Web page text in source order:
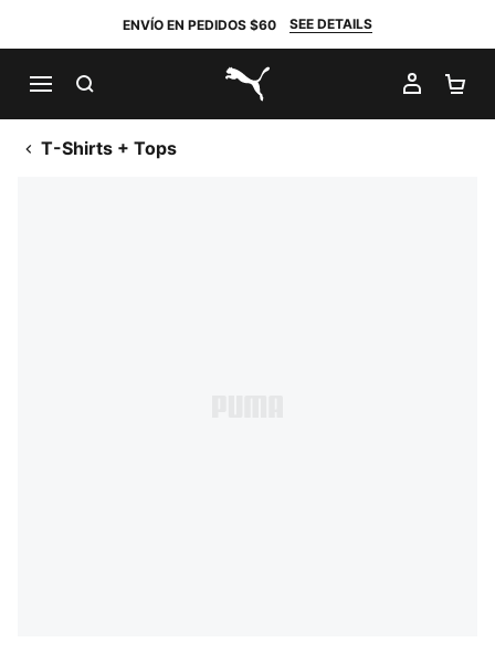
ENVÍO EN PEDIDOS $60 SEE DETAILS
PUMA.com
MI
T-Shirts + Tops